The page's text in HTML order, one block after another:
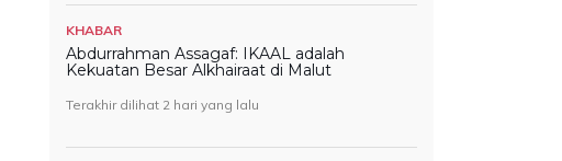
KHABAR
Abdurrahman Assagaf: IKAAL adalah
Kekuatan Besar Alkhairaat di Malut
Terakhir dilihat 2 hari yang lalu